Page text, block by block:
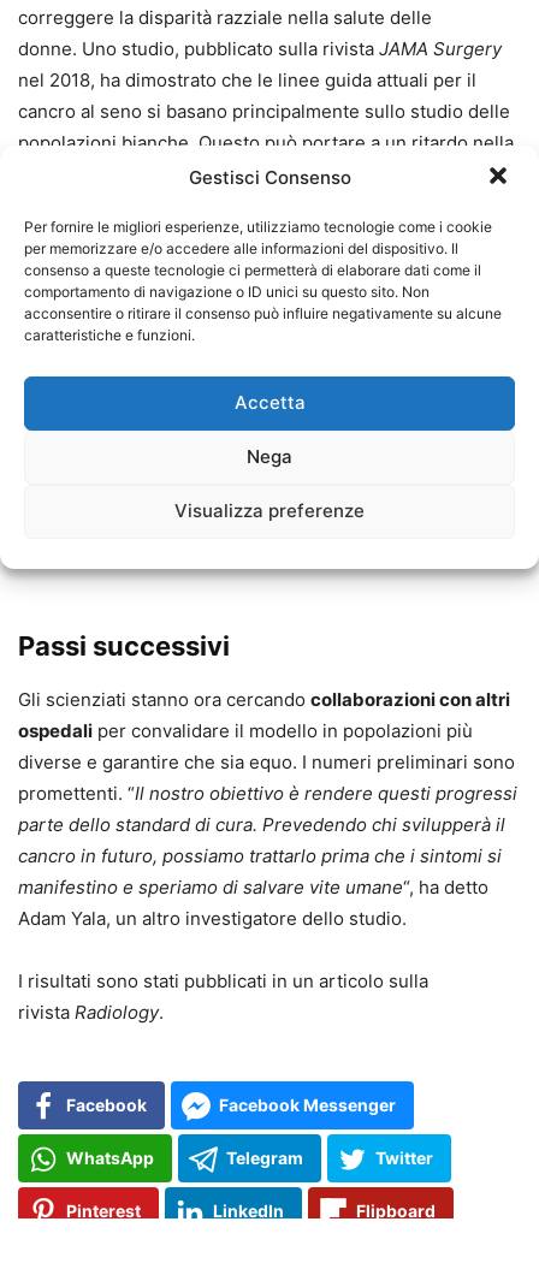
Gestisci Consenso
Per fornire le migliori esperienze, utilizziamo tecnologie come i cookie
per memorizzare e/o accedere alle informazioni del dispositivo. Il
consenso a queste tecnologie ci permetterà di elaborare dati come il
comportamento di navigazione o ID unici su questo sito. Non
acconsentire o ritirare il consenso può influire negativamente su alcune
caratteristiche e funzioni.
Accetta
Nega
Visualizza preferenze
correggere la disparità razziale nella salute delle
donne. Uno studio, pubblicato sulla rivista JAMA Surgery
nel 2018, ha dimostrato che le linee guida attuali per il
cancro al seno si basano principalmente sullo studio delle
popolazioni bianche. Questo può portare a un ritardo nella
rilevazione del cancro nelle donne di altre etnie.
Ciò hagravi conseguenze : le donne di colore hanno il
43% in più di probabilità di morire di cancro al seno
rispetto alle donne bianche. In media, le donne ispaniche,
nere e asiatiche sviluppano il cancro al seno in età precoce
Nel nuovo studio, gli scienziati hanno scoperto che il loro
modello di intelligenza artificiale funzionava sia pazienti di
di esso includevano entrambe le popolazioni.
Passi successivi
Gli scienziati stanno ora cercando collaborazioni con altri
ospedali per convalidare il modello in popolazioni più
diverse e garantire che sia equo. I numeri preliminari sono
promettenti. “Il nostro obiettivo è rendere questi progressi
parte dello standard di cura. Prevedendo chi svilupperà il
cancro in futuro, possiamo trattarlo prima che i sintomi si
manifestino e speriamo di salvare vite umane“, ha detto
Adam Yala, un altro investigatore dello studio.
I risultati sono stati pubblicati in un articolo sulla
rivista Radiology.
Facebook Facebook Messenger
WhatsApp Telegram Twitter
Pinterest LinkedIn Flipboard